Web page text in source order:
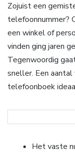
Zojuist een
telefoonnummer?
een winkel of
vinden ging jaren
Tegenwoordig
sneller. Een
telefoonboek
Het vaste